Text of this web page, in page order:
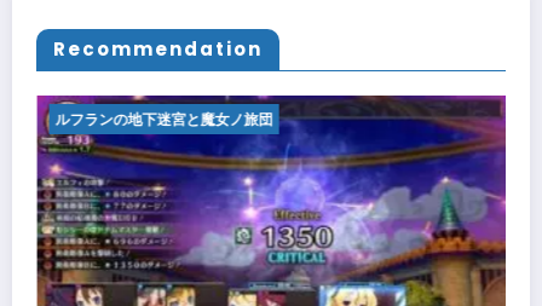
Recommendation
ルフランの地下迷宮と魔女ノ旅団